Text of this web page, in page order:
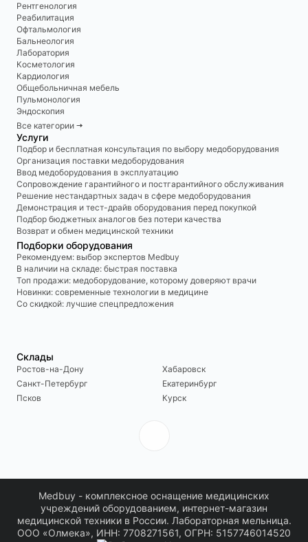
Рентгенология
Реабилитация
Офтальмология
Бальнеология
Лаборатория
Косметология
Кардиология
Общебольничная мебель
Пульмонология
Эндоскопия
Все категории 🠆
Услуги
Подбор и бесплатная консультация по выбору медоборудования
Организация поставки медоборудования
Ввод медоборудования в эксплуатацию
Сопровождение гарантийного и постгарантийного обслуживания
Решение нестандартных задач в сфере медоборудования
Демонстрация и тест-драйв оборудования перед покупкой
Подбор бюджетных аналогов без потери качества
Возврат и обмен медицинской техники
Подборки оборудования
Рекомендуем: выбор экспертов Medbuy
В наличии на складе: быстрая поставка
Топ продажи: медоборудование, которому доверяют врачи
Новинки: современные технологии в медицине
Со скидкой: лучшие спецпредложения
Склады
Ростов-на-Дону
Санкт-Петербург
Псков
Хабаровск
Екатеринбург
Курск
Medbuy - комплексное оснащение медицинских
учреждений оборудованием, интернет-магазин
медицинской техники в России. Лабораторная мельница.
ООО «Олмека», ИНН: 7708271561, ОГРН: 5157746014520